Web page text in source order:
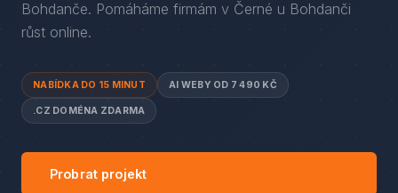
Bohdanče. Pomáháme firmám v Černé u Bohdanči
růst online.
NABÍDKA DO 15 MINUT AI WEBY OD 7 490 KČ
.CZ DOMÉNA ZDARMA
Probrat projekt